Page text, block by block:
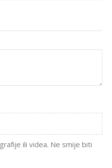
ili videa. Ne smije biti